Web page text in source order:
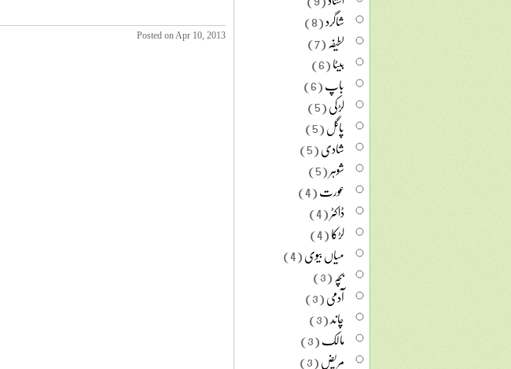
Posted on Apr 10, 2013 شاگرد(8)
لطیفہ(7)
بیٹا(6)
باپ(6)
لڑکی(5)
پاگل(5)
شادی(5)
شوہر(5)
عورت(4)
ڈاکٹر(4)
لڑکا(4)
میاں بیوی(4)
بچہ(3)
آدمی(3)
چاند(3)
مالک(3)
مریض(3)